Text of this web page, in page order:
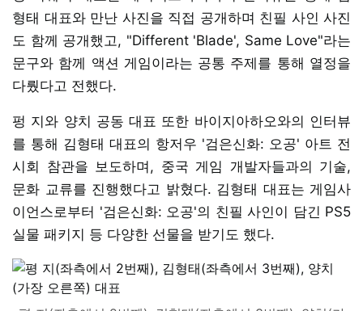
형태 대표와 만난 사진을 직접 공개하며 친필 사인 사진
도 함께 공개했고, "Different 'Blade', Same Love"라는
문구와 함께 액션 게임이라는 공통 주제를 통해 열정을
다뤘다고 전했다.
펑 지와 양치 공동 대표 또한 바이지아하오와의 인터뷰
를 통해 김형태 대표의 항저우 '검은신화: 오공' 아트 전
시회 참관을 보도하며, 중국 게임 개발자들과의 기술,
문화 교류를 진행했다고 밝혔다. 김형태 대표는 게임사
이언스로부터 '검은신화: 오공'의 친필 사인이 담긴 PS5
실물 패키지 등 다양한 선물을 받기도 했다.